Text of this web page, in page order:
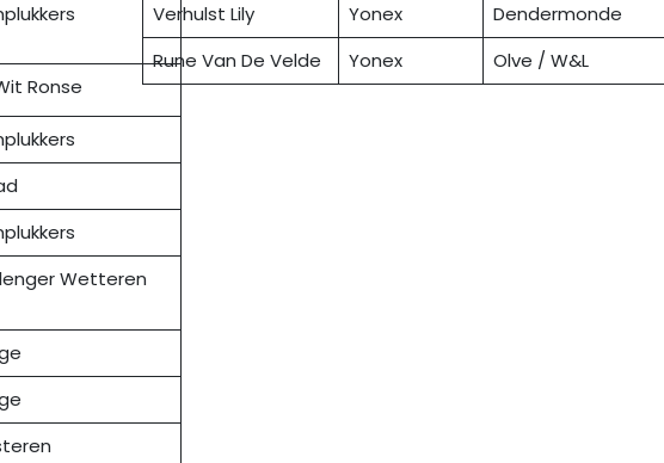
Ronse
Wetteren
Verhulst Lily
Yonex
Dendermonde
Rune Van De Velde
Yonex Olve / W&L